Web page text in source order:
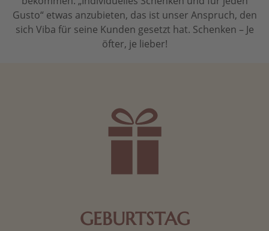
Gusto“ etwas anzubieten, das ist unser Anspruch, den
sich Viba für seine Kunden gesetzt hat. Schenken – Je
öfter, je lieber!
GEBURTSTAG